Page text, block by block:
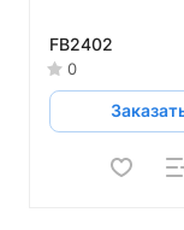
FB2402
0